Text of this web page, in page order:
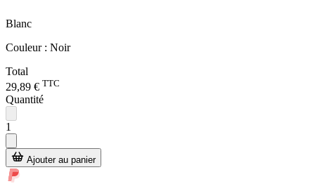
Blanc
Couleur : Noir
Total
29,89 € TTC
Quantité
1
Ajouter au panier